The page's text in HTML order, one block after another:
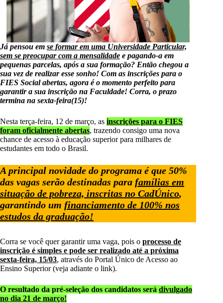
Já pensou em se formar em uma Universidade Particular,
sem se preocupar com a mensalidade e pagando-a em
pequenas parcelas, após a sua formação? Então chegou a
sua vez de realizar esse sonho! Com as inscrições para o
FIES Social abertas, agora é o momento perfeito para
garantir a sua inscrição na Faculdade! Corra, o prazo
termina na sexta-feira(15)!
Nesta terça-feira, 12 de março, as inscrições para o FIES
foram oficialmente abertas, trazendo consigo uma nova
chance de acesso à educação superior para milhares de
estudantes em todo o Brasil.
A principal novidade do programa é que 50%
das vagas serão destinadas para famílias em
situação de pobreza, inscritas no CadÚnico,
garantindo um financiamento de 100% nos
estudos da graduação!
Corra se você quer garantir uma vaga, pois o processo de
inscrição é simples e pode ser realizado até a próxima
sexta-feira, 15/03, através do Portal Único de Acesso ao
Ensino Superior (veja adiante o link).
O resultado da pré-seleção dos candidatos será divulgado
no dia 21 de março!